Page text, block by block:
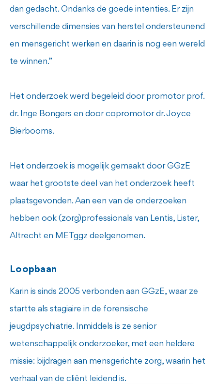
dan gedacht. Ondanks de goede intenties. Er zijn
verschillende dimensies van herstel ondersteunend
en mensgericht werken en daarin is nog een wereld
te winnen.”
Het onderzoek werd begeleid door promotor prof.
dr. Inge Bongers en door copromotor dr. Joyce
Bierbooms.
Het onderzoek is mogelijk gemaakt door GGzE
waar het grootste deel van het onderzoek heeft
plaatsgevonden. Aan een van de onderzoeken
hebben ook (zorg)professionals van Lentis, Lister,
Altrecht en METggz deelgenomen.
Loopbaan
Karin is sinds 2005 verbonden aan GGzE, waar ze
startte als stagiaire in de forensische
jeugdpsychiatrie. Inmiddels is ze senior
wetenschappelijk onderzoeker, met een heldere
missie: bijdragen aan mensgerichte zorg, waarin het
verhaal van de cliënt leidend is.